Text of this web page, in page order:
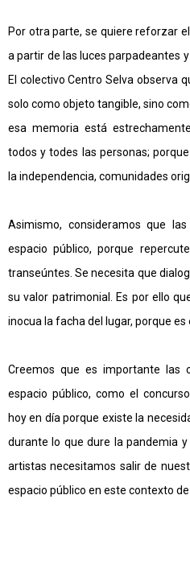
Por otra parte, se quiere reforzar
a partir de las luces parpadeantes
El colectivo Centro Selva observa
solo como objeto tangible, sino
esa memoria está
todos y todes las personas;
la independencia, comunidades
Asimismo, consideramos que
espacio público, porque
transeúntes. Se necesita que
su valor patrimonial. Es por ello
inocua la facha del lugar, porque es
Creemos que es importante las
espacio público, como el
hoy en día porque existe la
durante lo que dure la pandemia
artistas necesitamos salir de
espacio público en este contexto de